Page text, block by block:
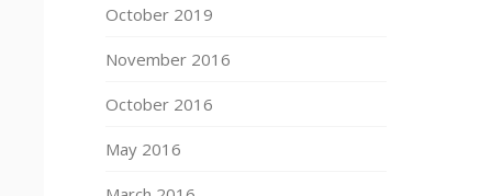
October 2019
November 2016
October 2016
May 2016